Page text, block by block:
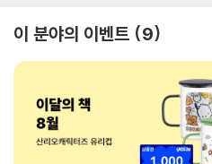
이 분야의 이벤트 9